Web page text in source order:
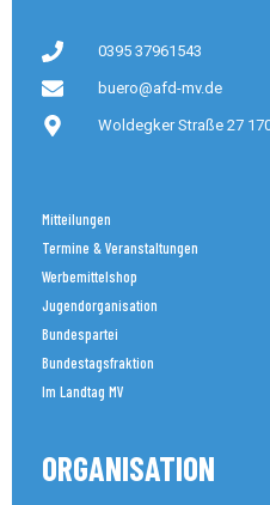
0395 37961543
buero@afd-mv.de
Woldegker Straße 27
Mitteilungen
Termine & Veranstaltungen
Werbemittelshop
Jugendorganisation
Bundespartei
Bundestagsfraktion
Im Landtag MV
ORGANISATION